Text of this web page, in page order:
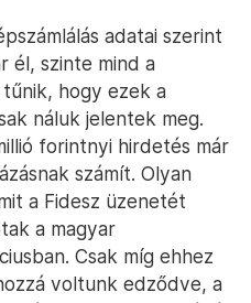
adatai szerint
él, szinte mind a
tűnik, hogy ezek a
náluk jelentek meg.
forintnyi hirdetés már
számít. Olyan
a Fidesz üzenetét
a magyar
Csak míg ehhez
voltunk edződve, a